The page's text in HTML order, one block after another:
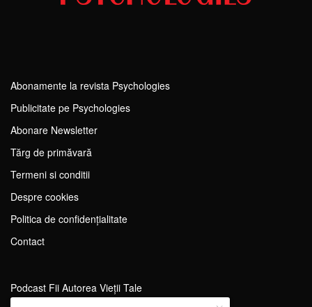
Abonamente la revista Psychologies
Publicitate pe Psychologies
Abonare Newsletter
Tărg de primăvară
Termeni si conditii
Despre cookies
Politica de confidențialitate
Contact
Podcast Fii Autorea Vieții Tale